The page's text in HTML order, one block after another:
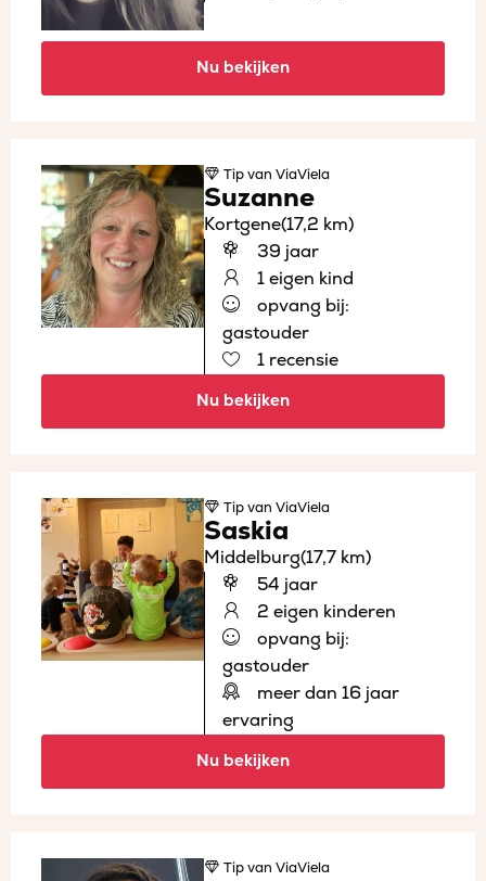
Nu bekijken
Tipvan ViaViela
Suzanne
Kortgene(17,2 km)
39 jaar
1 eigen kind
opvang bij:
gastouder
1 recensie
Nu bekijken
Tipvan ViaViela
Saskia
Middelburg(17,7 km)
54 jaar
2 eigen kinderen
opvang bij:
gastouder
meer dan 16 jaar
ervaring
Nu bekijken
Tipvan ViaViela